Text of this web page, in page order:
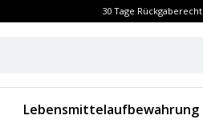
30 Tage Rückgaberecht
Lebensmittelaufbewahrung